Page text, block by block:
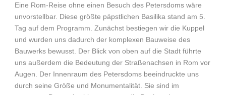
Eine Rom-Reise ohne einen Besuch des Petersdoms wäre
unvorstellbar. Diese größte päpstlichen Basilika stand am 5.
Tag auf dem Programm. Zunächst bestiegen wir die Kuppel
und wurden uns dadurch der komplexen Bauweise des
Bauwerks bewusst. Der Blick von oben auf die Stadt führte
uns außerdem die Bedeutung der Straßenachsen in Rom vor
Augen. Der Innenraum des Petersdoms beeindruckte uns
durch seine Größe und Monumentalität. Sie sind im